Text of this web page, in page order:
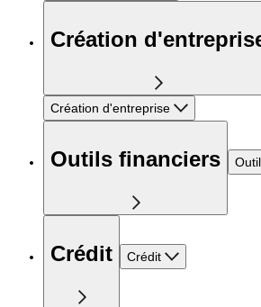
Création
Création d'entreprise
Outils financiers
Crédit Crédit